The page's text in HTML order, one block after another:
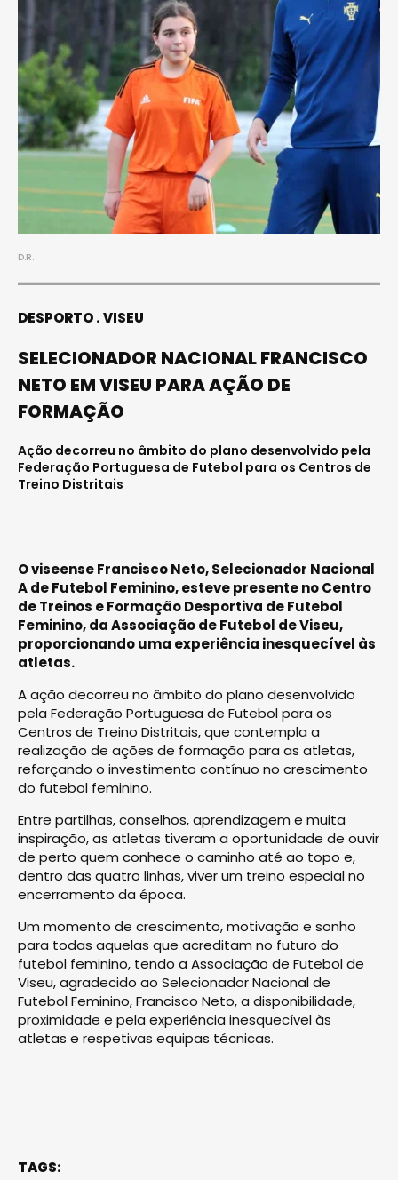
D.R.
DESPORTO VISEU
SELECIONADOR NACIONAL FRANCISCO
NETO EM VISEU PARA AÇÃO DE
FORMAÇÃO
Ação decorreu no âmbito do plano desenvolvido pela
Federação Portuguesa de Futebol para os Centros de
Treino Distritais
O viseense Francisco Neto, Selecionador Nacional
A de Futebol Feminino, esteve presente no Centro
de Treinos e Formação Desportiva de Futebol
Feminino, da Associação de Futebol de Viseu,
proporcionando uma experiência inesquecível às
atletas.
A ação decorreu no âmbito do plano desenvolvido
pela Federação Portuguesa de Futebol para os
Centros de Treino Distritais, que contempla a
realização de ações de formação para as atletas,
reforçando o investimento contínuo no crescimento
do futebol feminino.
Entre partilhas, conselhos, aprendizagem e muita
inspiração, as atletas tiveram a oportunidade de ouvir
de perto quem conhece o caminho até ao topo e,
dentro das quatro linhas, viver um treino especial no
encerramento da época.
Um momento de crescimento, motivação e sonho
para todas aquelas que acreditam no futuro do
futebol feminino, tendo a Associação de Futebol de
Viseu, agradecido ao Selecionador Nacional de
Futebol Feminino, Francisco Neto, a disponibilidade,
proximidade e pela experiência inesquecível às
atletas e respetivas equipas técnicas.
TAGS: